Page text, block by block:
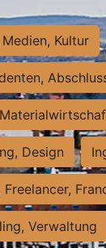
Kultur
Design
Verwaltung